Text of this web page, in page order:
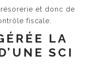
et donc de
fiscale.
LA
SCI